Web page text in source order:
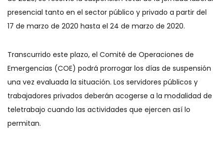
presencial tanto en el sector público y privado a partir del
17 de marzo de 2020 hasta el 24 de marzo de 2020.
Transcurrido este plazo, el Comité de Operaciones de
Emergencias (COE) podrá prorrogar los días de suspensión
una vez evaluada la situación. Los servidores públicos y
trabajadores privados deberán acogerse a la modalidad de
teletrabajo cuando las actividades que ejercen así lo
permitan.